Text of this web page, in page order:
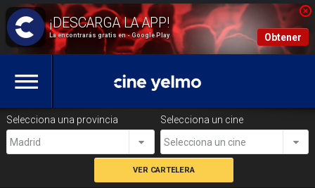
La encontrarás gratis en - Google Play Obtener
Selecciona una provincia
Madrid
Selecciona un cine
Selecciona un cine